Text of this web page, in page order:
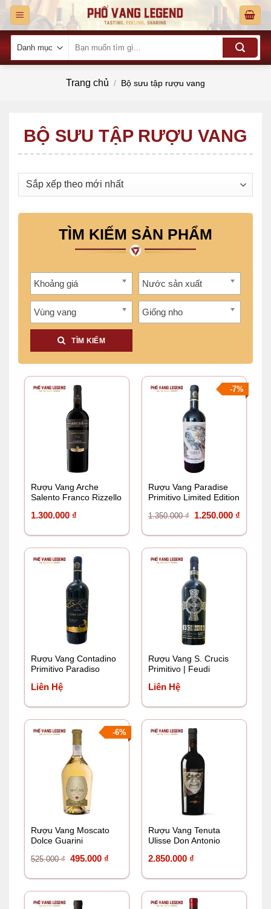
Skip
content
kiếm:
Trang chủ / Bộ sưu tập rượu vang
BỘ SƯU TẬP RƯỢU VANG
TÌM KIẾM SẢN PHẨM
Khoảng giá Nước sản xuất
Vùng vang Giống nho
TÌM KIẾM
Rượu Vang Arche
Salento Franco Rizzello
1.300.000 ₫
-7%
Rượu Vang Paradise
Primitivo Limited Edition
1.350.000₫
Giá
1.350.000 ₫.
1.250.000 ₫Giá
hiện
Rượu Vang Contadino
Primitivo Paradiso
Liên Hệ
Rượu Vang S. Crucis
Primitivo | Feudi
Liên Hệ
-6%
Rượu Vang Moscato
Dolce Guarini
525.000₫ Giá
525.000 ₫.
495.000 ₫Giá
Rượu Vang Tenuta
Ulisse Don Antonio
2.850.000 ₫